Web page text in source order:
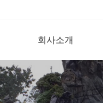
회사소개